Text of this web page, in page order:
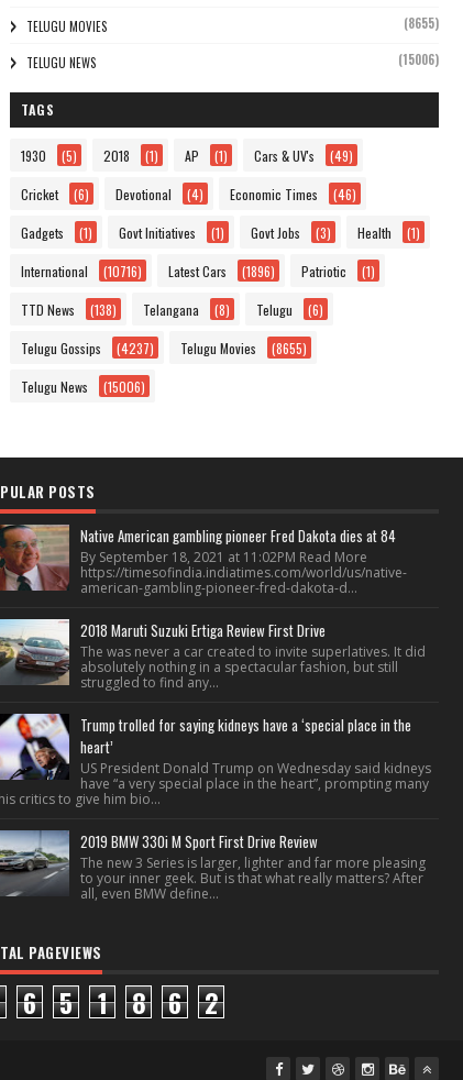
TELUGU MOVIES (8655)
TELUGU NEWS (15006)
TAGS
1930 (5) 2018 (1) AP (1) Cars & UV's (49)
Cricket (6) Devotional (4) Economic Times (46)
Gadgets (1) Govt Initiatives (1) Govt Jobs (3) Health (1)
International (10716) Latest Cars (1896) Patriotic (1)
TTD News (138) Telangana (8) Telugu (6)
Telugu Gossips (4237) Telugu Movies (8655)
Telugu News (15006)
POSTS
Native American gambling pioneer Fred Dakota dies at 84
By September 18, 2021 at 11:02PM Read More
https://timesofindia.indiatimes.com/world/us/native-
american-gambling-pioneer-fred-dakota-d...
2018 Maruti Suzuki Ertiga Review First Drive
The was never a car created to invite superlatives. It did
absolutely nothing in a spectacular fashion, but still
struggled to find any...
Trump trolled for saying kidneys have a ‘special place in the
heart’
US President Donald Trump on Wednesday said kidneys
have “a very special place in the heart”, prompting many
critics to give him bio...
2019 BMW 330i M Sport First Drive Review
The new 3 Series is larger, lighter and far more pleasing
to your inner geek. But is that what really matters? After
all, even BMW define...
PAGEVIEWS
6 5 1 8 6 2